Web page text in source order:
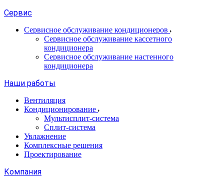
Сервис
Сервисное обслуживание кондиционеров
Сервисное обслуживание кассетного
кондиционера
Сервисное обслуживание настенного
кондиционера
Наши работы
Вентиляция
Кондиционирование
Мультисплит-система
Сплит-система
Увлажнение
Комплексные решения
Проектирование
Компания